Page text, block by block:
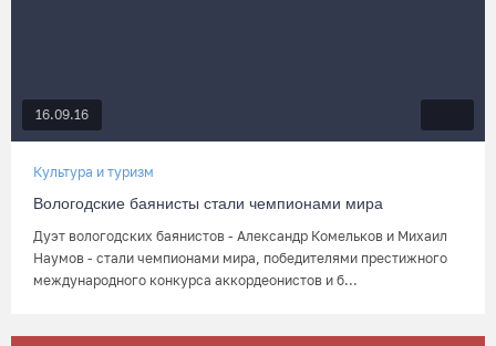
16.09.16
Культура и туризм
Вологодские баянисты стали чемпионами мира
Дуэт вологодских баянистов - Александр Комельков и Михаил
Наумов - стали чемпионами мира, победителями престижного
международного конкурса аккордеонистов и б...